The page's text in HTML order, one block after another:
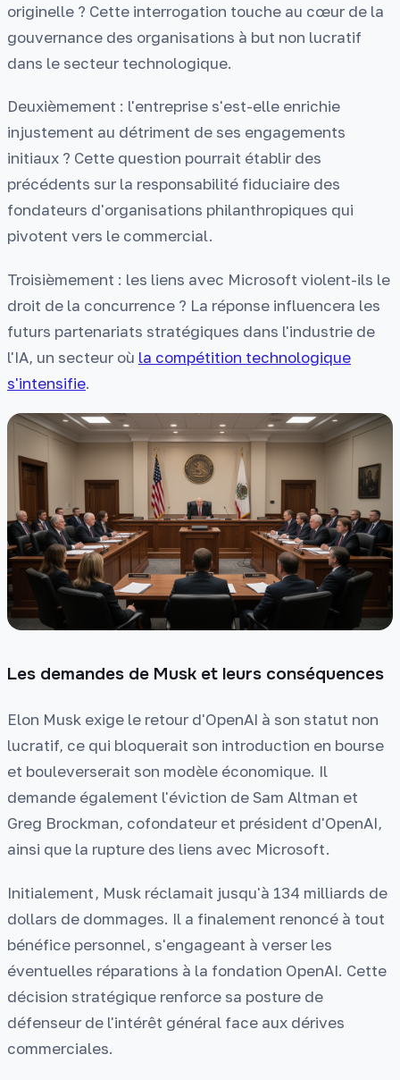
originelle ? Cette interrogation touche au cœur de la
gouvernance des organisations à but non lucratif
dans le secteur technologique.
Deuxièmement : l'entreprise s'est-elle enrichie
injustement au détriment de ses engagements
initiaux ? Cette question pourrait établir des
précédents sur la responsabilité fiduciaire des
fondateurs d'organisations philanthropiques qui
pivotent vers le commercial.
Troisièmement : les liens avec Microsoft violent-ils le
droit de la concurrence ? La réponse influencera les
futurs partenariats stratégiques dans l'industrie de
l'IA, un secteur où la compétition technologique
s'intensifie.
Les demandes de Musk et leurs conséquences
Elon Musk exige le retour d'OpenAI à son statut non
lucratif, ce qui bloquerait son introduction en bourse
et bouleverserait son modèle économique. Il
demande également l'éviction de Sam Altman et
Greg Brockman, cofondateur et président d'OpenAI,
ainsi que la rupture des liens avec Microsoft.
Initialement, Musk réclamait jusqu'à 134 milliards de
dollars de dommages. Il a finalement renoncé à tout
bénéfice personnel, s'engageant à verser les
éventuelles réparations à la fondation OpenAI. Cette
décision stratégique renforce sa posture de
défenseur de l'intérêt général face aux dérives
commerciales.